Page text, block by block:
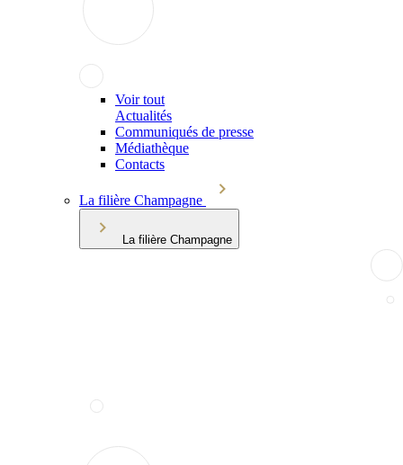
Voir tout
Actualités
Communiqués de presse
Médiathèque
Contacts
La filière Champagne
La filière Champagne